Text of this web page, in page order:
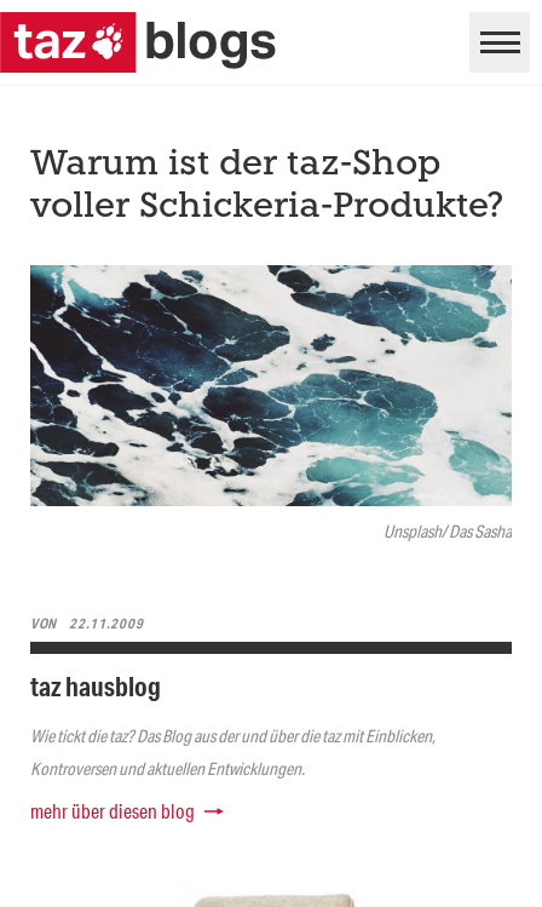
Unsplash/ Das Sasha
Warum ist der taz-Shop
voller Schickeria-Produkte?
VON 22.11.2009
taz hausblog
Wie tickt die taz? Das Blog aus der und über die taz mit Einblicken,
Kontroversen und aktuellen Entwicklungen.
mehr über diesen blog